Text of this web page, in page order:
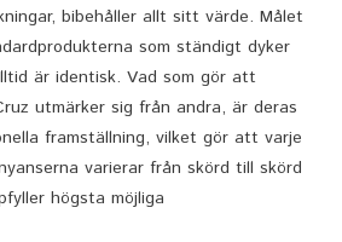
bibehåller allt sitt värde. Målet
som ständigt dyker
är identisk. Vad som gör att
utmärker sig från andra, är deras
framställning, vilket gör att varje
varierar från skörd till skörd
högsta möjliga